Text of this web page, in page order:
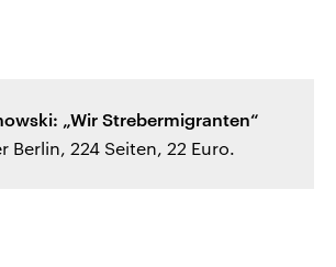
„Wir Strebermigranten“
Berlin, 224 Seiten, 22 Euro.